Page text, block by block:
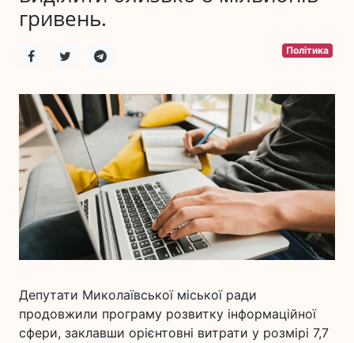
гривень.
Політика
Депутати Миколаївської міської ради
продовжили програму розвитку інформаційної
сфери, заклавши орієнтовні витрати у розмірі 7,7